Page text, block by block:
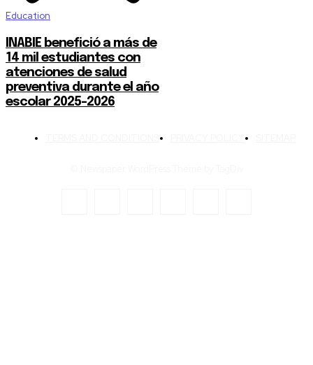
Education
INABIE benefició a más de
14 mil estudiantes con
atenciones de salud
preventiva durante el año
escolar 2025-2026